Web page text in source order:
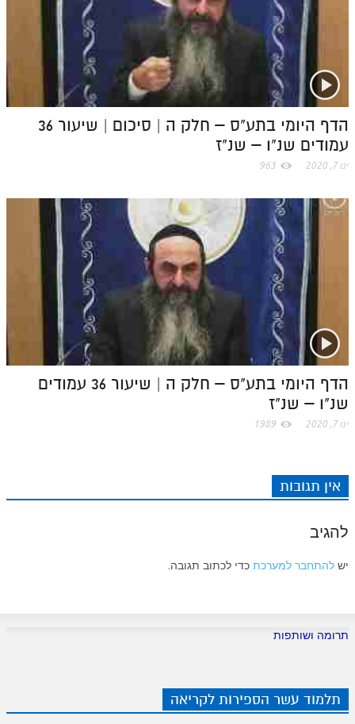
הדף היומי בתע"ס – חלק ה | סיכום | שיעור 36
עמודים שנ"ו – שנ"ז
ינו 7, 2020 963
הדף היומי בתע"ס – חלק ה | שיעור 36 עמודים
שנ"ו – שנ"ז
ינו 7, 2020 1989
אין תגובות
להגיב
יש להתחבר למערכת כדי לכתוב תגובה.
תרומה ושותפות
תלמוד עשר הספירות לקריאה